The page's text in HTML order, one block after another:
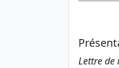
Lettre de